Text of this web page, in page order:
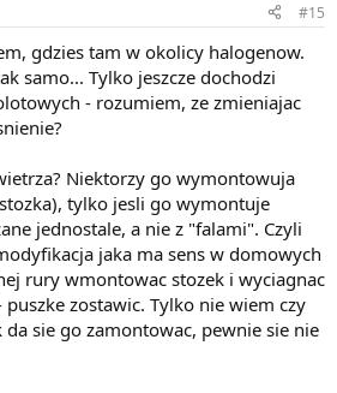
#15
gdzies tam w okolicy halogenow.
samo... Tylko jeszcze dochodzi
- rozumiem, ze zmieniajac
Niektorzy go wymontowuja
tylko jesli go wymontuje
jednostale, a nie z "falami". Czyli
jaka ma sens w domowych
rury wmontowac stozek i wyciagnac
zostawic. Tylko nie wiem czy
da sie go zamontowac, pewnie sie nie